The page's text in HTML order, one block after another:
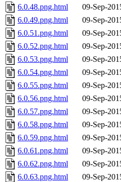
6.0.48.png.html
09-Sep-
6.0.49.png.html
09-Sep-
6.0.51.png.html
09-Sep-
6.0.52.png.html
09-Sep-
6.0.53.png.html
09-Sep-
6.0.54.png.html
09-Sep-
6.0.55.png.html
09-Sep-
6.0.56.png.html
09-Sep-
6.0.57.png.html
09-Sep-
6.0.58.png.html
09-Sep-
6.0.59.png.html
09-Sep-
6.0.61.png.html
09-Sep-
6.0.62.png.html
09-Sep-
6.0.63.png.html
09-Sep-